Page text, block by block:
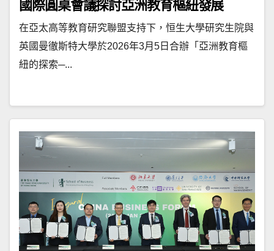
國際圓桌會議探討亞洲教育樞紐發展
在亞太高等教育研究聯盟支持下，恒生大學研究生院與
英國曼徹斯特大學於2026年3月5日合辦「亞洲教育樞
紐的探索─...